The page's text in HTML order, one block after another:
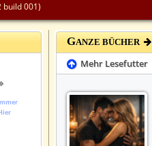
build 001)
GANZE BÜCHER
Mehr Lesefutter